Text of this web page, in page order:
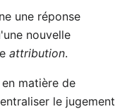
une réponse
nouvelle
attribution.
matière de
le jugement